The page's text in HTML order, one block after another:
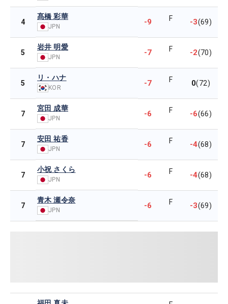
4
髙橋 彩華
JPN -9 F -3(69)
5
岩井 明愛
JPN -7 F -2(70)
5
リ・ハナ
KOR -7 F 0(72)
7
宮田 成華
JPN -6 F -6(66)
7
安田 祐香
JPN -6 F -4(68)
7
小祝 さくら
JPN -6 F -4(68)
7
青木 瀬令奈
JPN -6 F -3(69)